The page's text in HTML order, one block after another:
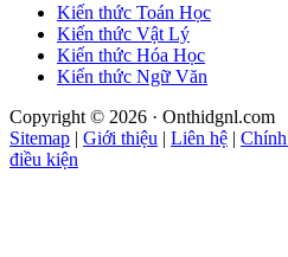
Kiến thức Toán Học
Kiến thức Vật Lý
Kiến thức Hóa Học
Kiến thức Ngữ Văn
Copyright © 2026 · Onthidgnl.com
Sitemap | Giới thiệu | Liên hệ |
điều kiện